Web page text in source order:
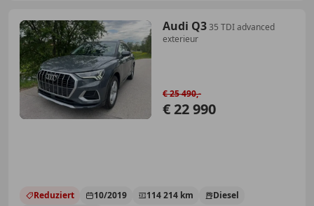
Audi Q335 TDI advanced
exterieur
€ 22 990
€ 25 490,-
Reduziert 10/2019 114 214 km
Diesel